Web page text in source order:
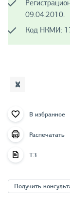
09.04.2010.
Код НКМИ:
В избранное
Распечатать
ТЗ
Получить